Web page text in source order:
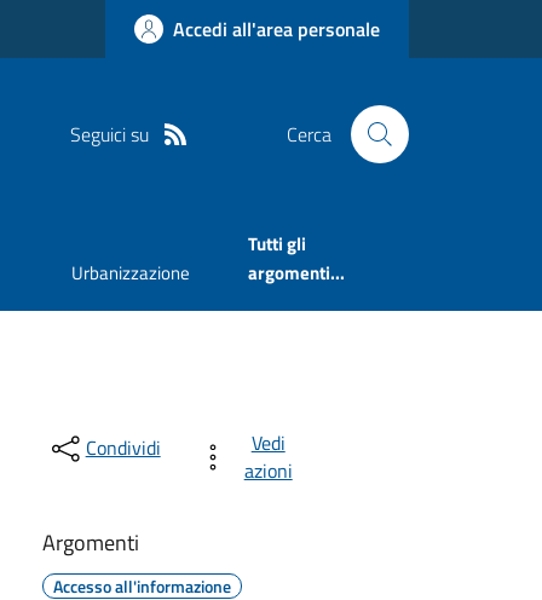
Accedi all'area personale
Seguici su Cerca
Urbanizzazione
Tutti gli
argomenti...
Condividi
Vedi
azioni
Argomenti
Accesso all'informazione